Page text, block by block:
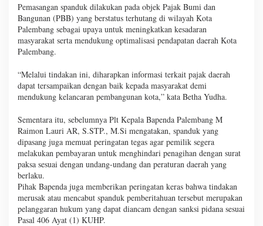
Pemasangan spanduk dilakukan pada objek Pajak Bumi dan
Bangunan (PBB) yang berstatus terhutang di wilayah Kota
Palembang sebagai upaya untuk meningkatkan kesadaran
masyarakat serta mendukung optimalisasi pendapatan daerah Kota
Palembang.
“Melalui tindakan ini, diharapkan informasi terkait pajak daerah
dapat tersampaikan dengan baik kepada masyarakat demi
mendukung kelancaran pembangunan kota,” kata Betha Yudha.
Sementara itu, sebelumnya Plt Kepala Bapenda Palembang M
Raimon Lauri AR, S.STP., M.Si mengatakan, spanduk yang
dipasang juga memuat peringatan tegas agar pemilik segera
melakukan pembayaran untuk menghindari penagihan dengan surat
paksa sesuai dengan undang-undang dan peraturan daerah yang
berlaku.
Pihak Bapenda juga memberikan peringatan keras bahwa tindakan
merusak atau mencabut spanduk pemberitahuan tersebut merupakan
pelanggaran hukum yang dapat diancam dengan sanksi pidana sesuai
Pasal 406 Ayat (1) KUHP.